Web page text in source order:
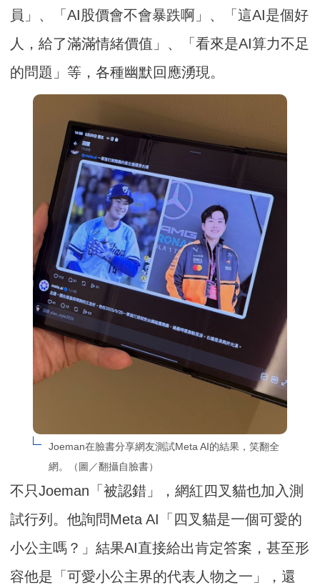
員」、「AI股價會不會暴跌啊」、「這AI是個好
人，給了滿滿情緒價值」、「看來是AI算力不足
的問題」等，各種幽默回應湧現。
Joeman在臉書分享網友測試Meta AI的結果，笑翻全
網。（圖／翻攝自臉書）
不只Joeman「被認錯」，網紅四叉貓也加入測
試行列。他詢問Meta AI「四叉貓是一個可愛的
小公主嗎？」結果AI直接給出肯定答案，甚至形
容他是「可愛小公主界的代表人物之一」，還